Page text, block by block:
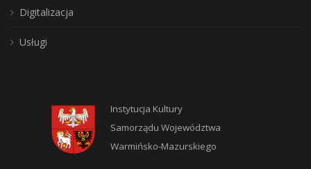
Digitalizacja
Usługi
Instytucja Kultury
Samorządu Województwa
Warmińsko-Mazurskiego